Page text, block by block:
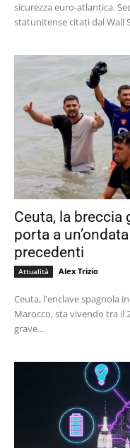
sicurezza euro-atlantica.
statunitense citati dal Wall
Ceuta, la breccia
porta a
precedenti
Attualità Alex Trizio
Ceuta, l'enclave spagnola
Marocco, sta vivendo tra il
grave...